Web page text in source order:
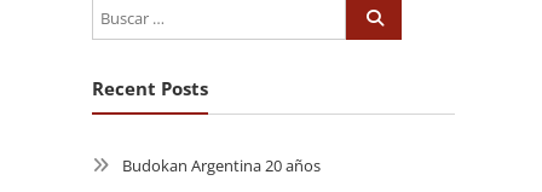
Recent Posts
Budokan Argentina 20 años